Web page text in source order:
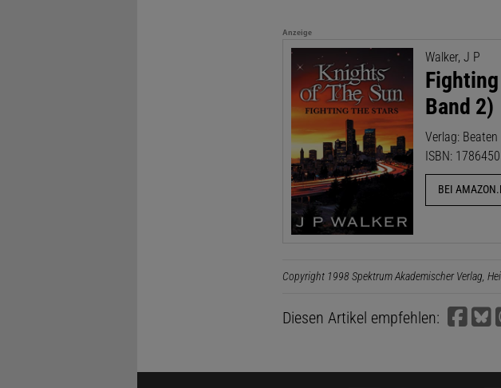
Anzeige
Walker, J P
Band 2)
Verlag:
ISBN:
BEI
Copyright 1998 Spektrum Akademischer Verlag,
Diesen Artikel empfehlen: